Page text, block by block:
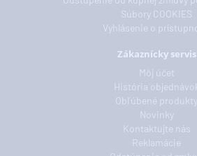
Súbory COOKIES
Vyhlásenie o
Zákaznícky servis
Môj účet
História
Obľúbené produkty
Novinky
Kontaktujte nás
Reklamácie